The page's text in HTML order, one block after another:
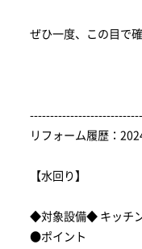
ぜひ一度、この目で
リフォーム履歴：
【水回り】
◆対象設備◆ キッチ
●ポイント